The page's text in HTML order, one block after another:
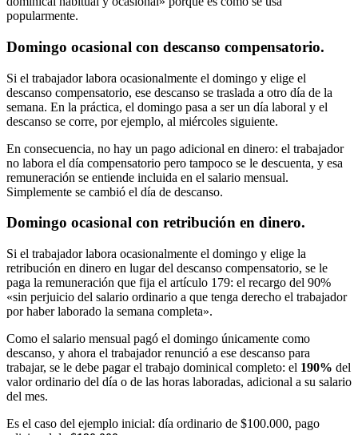
popularmente.
Domingo ocasional con descanso compensatorio.
Si el trabajador labora ocasionalmente el domingo y elige el
descanso compensatorio, ese descanso se traslada a otro día de la
semana. En la práctica, el domingo pasa a ser un día laboral y el
descanso se corre, por ejemplo, al miércoles siguiente.
En consecuencia, no hay un pago adicional en dinero: el trabajador
no labora el día compensatorio pero tampoco se le descuenta, y esa
remuneración se entiende incluida en el salario mensual.
Simplemente se cambió el día de descanso.
Domingo ocasional con retribución en dinero.
Si el trabajador labora ocasionalmente el domingo y elige la
retribución en dinero en lugar del descanso compensatorio, se le
paga la remuneración que fija el artículo 179: el recargo del 90%
«sin perjuicio del salario ordinario a que tenga derecho el trabajador
por haber laborado la semana completa».
Como el salario mensual pagó el domingo únicamente como
descanso, y ahora el trabajador renunció a ese descanso para
trabajar, se le debe pagar el trabajo dominical completo: el 190% del
valor ordinario del día o de las horas laboradas, adicional a su salario
del mes.
Es el caso del ejemplo inicial: día ordinario de $100.000, pago